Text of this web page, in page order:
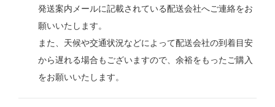
発送案内メールに記載されている配送会社へご連絡をお
願いいたします。
また、天候や交通状況などによって配送会社の到着目安
から遅れる場合もございますので、余裕をもったご購入
をお願いいたします。